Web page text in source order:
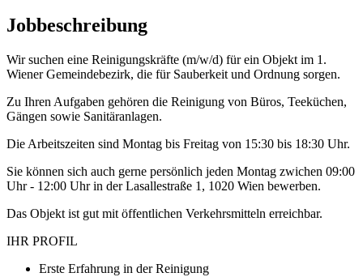
Jobbeschreibung
Wir suchen eine Reinigungskräfte (m/w/d) für ein Objekt im 1.
Wiener Gemeindebezirk, die für Sauberkeit und Ordnung sorgen.
Zu Ihren Aufgaben gehören die Reinigung von Büros, Teeküchen,
Gängen sowie Sanitäranlagen.
Die Arbeitszeiten sind Montag bis Freitag von 15:30 bis 18:30 Uhr.
Sie können sich auch gerne persönlich jeden Montag zwichen 09:00
Uhr - 12:00 Uhr in der Lasallestraße 1, 1020 Wien bewerben.
Das Objekt ist gut mit öffentlichen Verkehrsmitteln erreichbar.
IHR PROFIL
Erste Erfahrung in der Reinigung